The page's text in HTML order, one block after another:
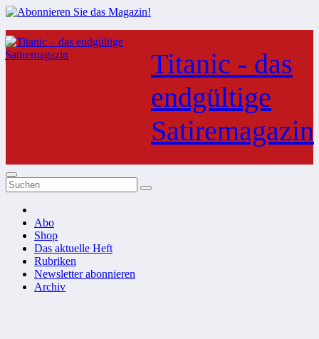
Zum
Inhalt
springen
Titanic - das
endgültige
Satiremagazin
Abo
Shop
Das aktuelle Heft
Rubriken
Newsletter abonnieren
Archiv